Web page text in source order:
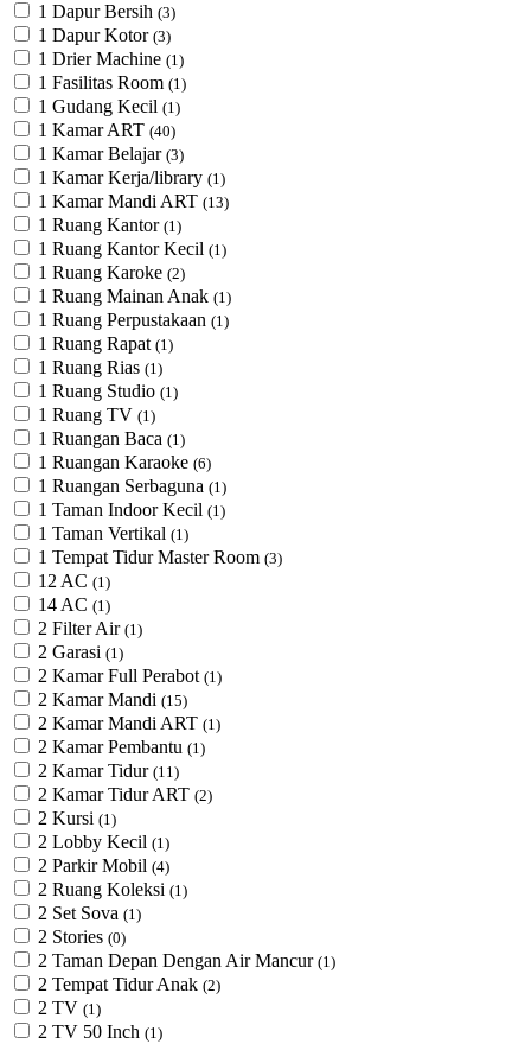
1 Dapur Bersih (3)
1 Dapur Kotor (3)
1 Drier Machine (1)
1 Fasilitas Room (1)
1 Gudang Kecil (1)
1 Kamar ART (40)
1 Kamar Belajar (3)
1 Kamar Kerja/library (1)
1 Kamar Mandi ART (13)
1 Ruang Kantor (1)
1 Ruang Kantor Kecil (1)
1 Ruang Karoke (2)
1 Ruang Mainan Anak (1)
1 Ruang Perpustakaan (1)
1 Ruang Rapat (1)
1 Ruang Rias (1)
1 Ruang Studio (1)
1 Ruang TV (1)
1 Ruangan Baca (1)
1 Ruangan Karaoke (6)
1 Ruangan Serbaguna (1)
1 Taman Indoor Kecil (1)
1 Taman Vertikal (1)
1 Tempat Tidur Master Room (3)
12 AC (1)
14 AC (1)
2 Filter Air (1)
2 Garasi (1)
2 Kamar Full Perabot (1)
2 Kamar Mandi (15)
2 Kamar Mandi ART (1)
2 Kamar Pembantu (1)
2 Kamar Tidur (11)
2 Kamar Tidur ART (2)
2 Kursi (1)
2 Lobby Kecil (1)
2 Parkir Mobil (4)
2 Ruang Koleksi (1)
2 Set Sova (1)
2 Stories (0)
2 Taman Depan Dengan Air Mancur (1)
2 Tempat Tidur Anak (2)
2 TV (1)
2 TV 50 Inch (1)